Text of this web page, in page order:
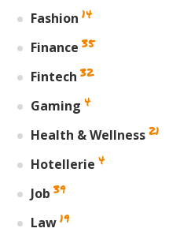
Fashion 14
Finance 35
Fintech 32
Gaming 4
Health & Wellness 21
Hotellerie 4
Job 39
Law 19